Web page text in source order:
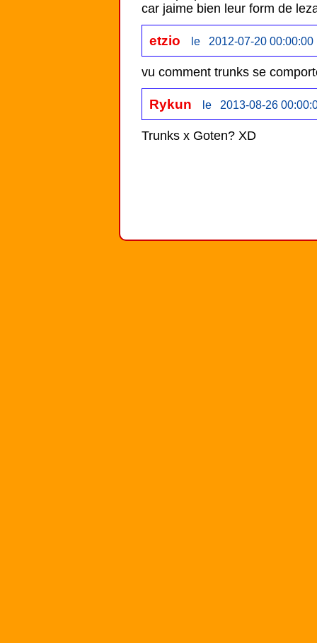
car jaime bien leur form de
etzio le 2012-07-20 00:00:00
vu comment trunks se
Rykun le 2013-08-26
Trunks x Goten? XD